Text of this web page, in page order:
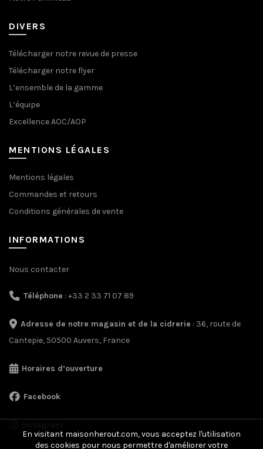
DIVERS
Télécharger notre revue de presse
Télécharger notre flyer
L’ensemble de la gamme
L’équipe
Excellence AOC/AOP
MENTIONS LÉGALES
Mentions légales
Commandes et retours
Conditions générales de vente
INFORMATIONS
Nous contacter
Téléphone : +33 2 33 71 07 89
Adresse de notre magasin et de la cidrerie : 36, route de
Cantepie, 50500 Auvers, France
Horaires d’ouverture
Facebook
En visitant maisonherout.com, vous acceptez l'utilisation
des cookies pour nous permettre d'améliorer votre